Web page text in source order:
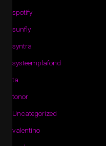
spotify
sunfly
syntra
systeemplafond
ta
tonor
Uncategorized
valentino